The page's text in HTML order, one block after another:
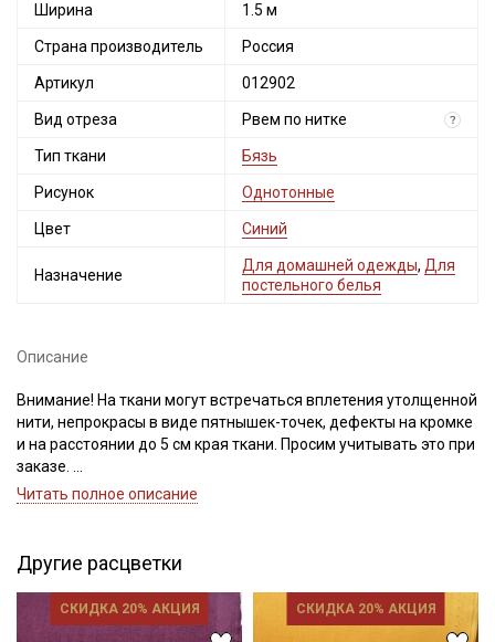
Ширина 1.5 м
Страна производитель Россия
Артикул 012902
Вид отреза Рвем по нитке ?
Тип ткани Бязь
Рисунок Однотонные
Цвет Синий
Назначение
Для домашней одежды, Для
постельного белья
Описание
Внимание! На ткани могут встречаться вплетения утолщенной
нити, непрокрасы в виде пятнышек-точек, дефекты на кромке
и на расстоянии до 5 см края ткани. Просим учитывать это при
заказе.
сторон одинаковая, не тянется, имеет среднюю сминаемость.
Бязь выдерживает многократные стирки, не теряя
привлекательный вид, не вытягивается после стирок, легко
гладится, удобна в пошиве (не скользит, не осыпается).
Читать полное описание
Другие расцветки
СКИДКА 20% АКЦИЯ СКИДКА 20% АКЦИЯ